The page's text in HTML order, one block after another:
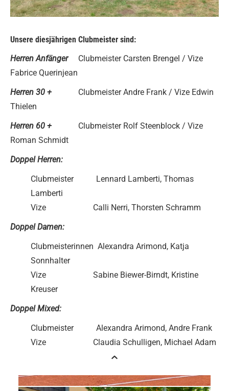
Unsere diesjährigen Clubmeister sind:
Herren Anfänger Clubmeister Carsten Brengel / Vize
Fabrice Querinjean
Herren 30 +
Clubmeister Andre Frank / Vize Edwin
Thielen
Herren 60 + Clubmeister Rolf Steenblock / Vize
Roman Schmidt
Doppel Herren:
Clubmeister Lennard Lamberti, Thomas
Lamberti
Vize Calli Nerri, Thorsten Schramm
Doppel Damen:
Clubmeisterinnen Alexandra Arimond, Katja
Sonnhalter
Vize Sabine Biewer-Birndt, Kristine
Kreuser
Doppel Mixed:
Clubmeister Alexandra Arimond, Andre Frank
Vize Claudia Schulligen, Michael Adam